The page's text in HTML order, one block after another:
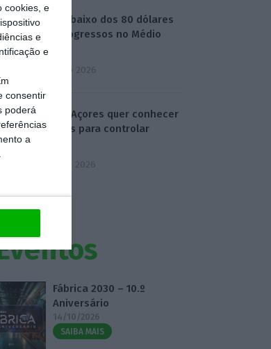
cookies, e
e
e
consentir
poderá
a
Brent abaixo dos 80 dólares
com progressos no Médio
Oriente
4 Agosto 2026
Chega/Açores quer conhecer
medidas para controlar
5 Agosto 2026
Fábrica 2030 – 10.º
Aniversário
14/10/2026
SAIBA MAIS